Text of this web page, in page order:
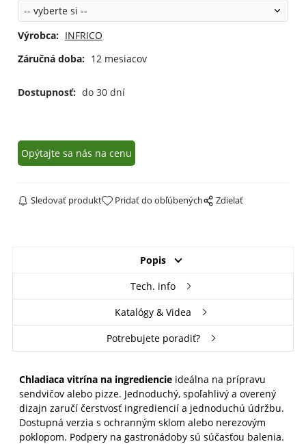
Výrobca: INFRICO
Záručná doba: 12 mesiacov
Dostupnosť: do 30 dní
Opýtajte sa nás na cenu
Sledovať produkt Pridať do obľúbených Zdielať
Popis
Tech. info
Katalógy & Videa
Potrebujete poradiť?
Chladiaca vitrína na ingrediencieideálna na prípravu
sendvičov alebo pizze. Jednoduchý, spoľahlivý a overený
dizajn zaručí čerstvosť ingrediencií a jednoduchú údržbu.
Dostupná verzia s ochranným sklom alebo nerezovým
poklopom. Podpery na gastronádoby sú súčasťou balenia.